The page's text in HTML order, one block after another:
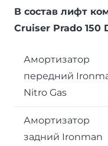
В состав лифт
Cruiser Prado 150
Амортизатор
передний
Nitro Gas
Амортизатор
задний Ironman